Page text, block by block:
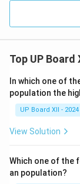
Top UP Board
In which one of
population the
UP Board XII - 2024
View Solution
Which one of the
an population?